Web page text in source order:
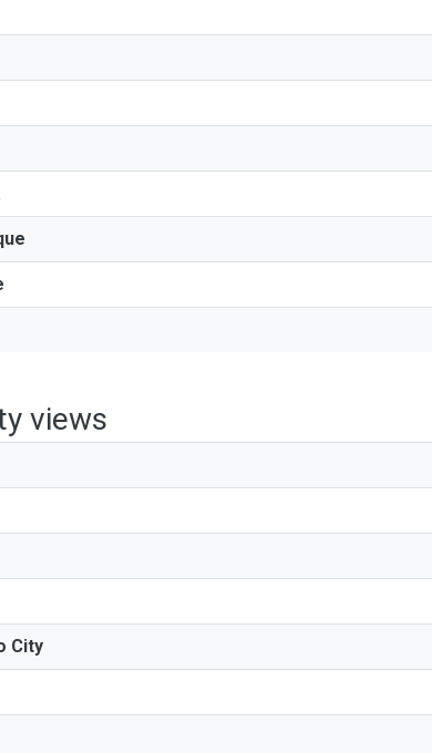
views
City